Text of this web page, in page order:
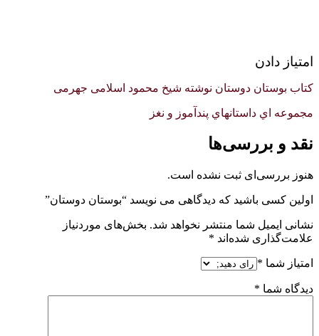
امتیاز دادن
کتاب بوستان دوستان نوشته شیخ محمود اسلامی جهرمی
مجموعه اي داستانهاي پندآموز و نغز
نقد و بررسی‌ها
هنوز بررسی‌ای ثبت نشده است.
اولین کسی باشید که دیدگاهی می نویسد “بوستان دوستان”
نشانی ایمیل شما منتشر نخواهد شد. بخش‌های موردنیاز
علامت‌گذاری شده‌اند *
امتیاز شما *
دیدگاه شما *